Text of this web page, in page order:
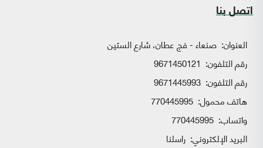
اتصل بنا
العنوان: صنعاء - فج عطان، شارع الستين
رقم التلفون: 9671450121
رقم التلفون: 9671445993
هاتف محمول: 770445995
واتساب:
البريد الإلكتروني: راسلنا